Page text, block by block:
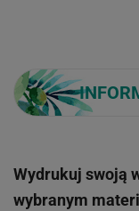
Wydrukuj swoją
wybranym